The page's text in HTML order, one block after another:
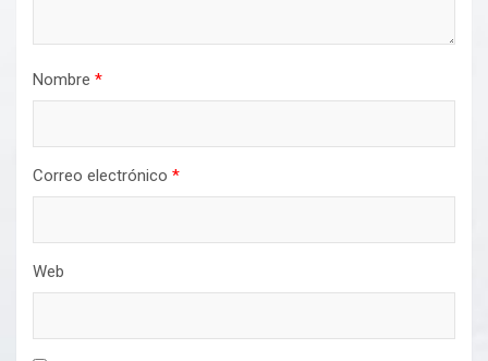
Nombre *
Correo electrónico *
Web